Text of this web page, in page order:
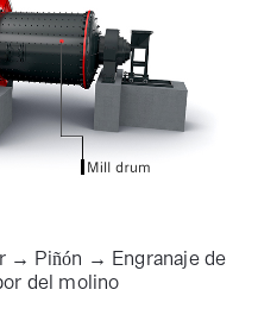
Piñón → Engranaje de
del molino